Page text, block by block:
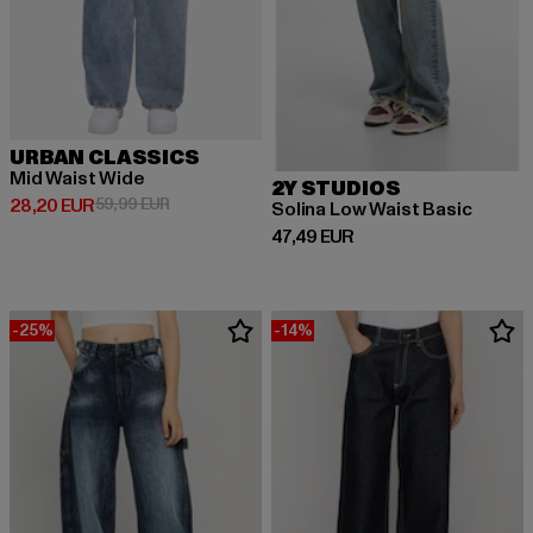
URBAN CLASSICS
Mid Waist Wide
28,20 EUR
Derzeitiger Preis: 28,20 EUR
59,99 EURAktionspreis: 59,99 EUR
2Y STUDIOS
Solina Low Waist Basic
47,49 EUR
Derzeitiger Preis: 47,49 EUR
-25% -14%